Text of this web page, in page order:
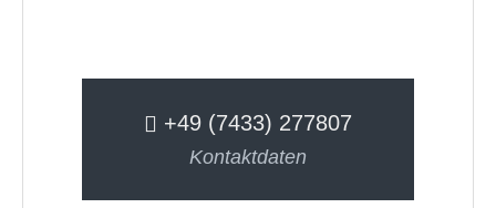
+49 (7433) 277807
Kontaktdaten